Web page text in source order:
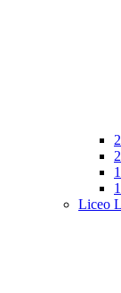
Liceo